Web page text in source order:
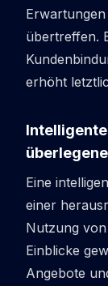
übertreffen.
erhöht
Eine
einer
Nutzung
Einblicke
Angebote